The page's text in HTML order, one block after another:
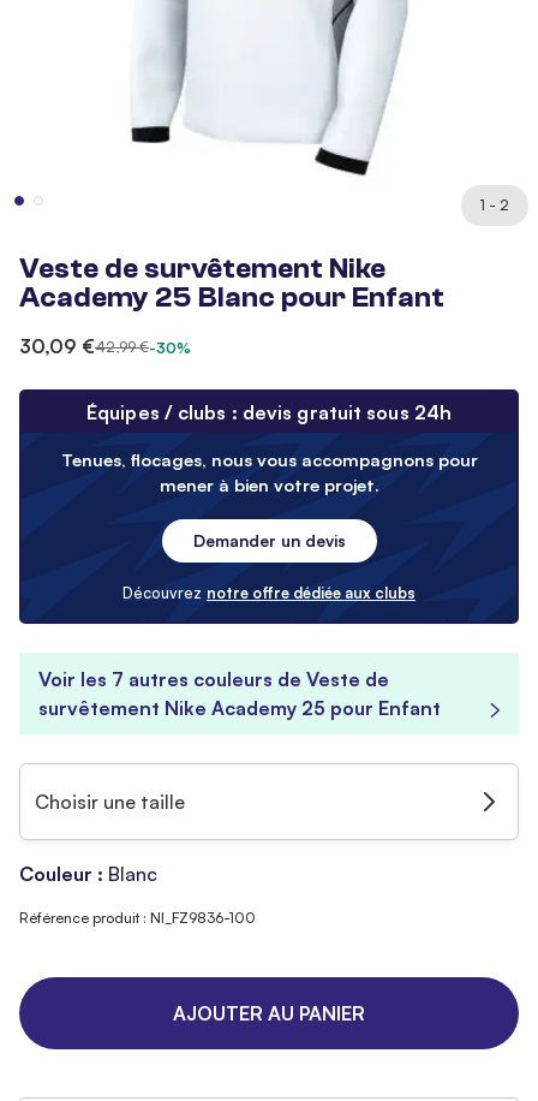
1 - 2
Veste de survêtement Nike
Academy 25 Blanc pour Enfant
30,09 €42,99 €-30%
Équipes / clubs : devis gratuit sous 24h
Tenues, flocages, nous vous accompagnons pour
mener à bien votre projet.
Demander un devis
Découvrez notre offre dédiée aux clubs
Voir les 7 autres couleurs de Veste de
survêtement Nike Academy 25 pour Enfant
Choisir une taille
Couleur : Blanc
Référence produit : NI_FZ9836-100
AJOUTER AU PANIER